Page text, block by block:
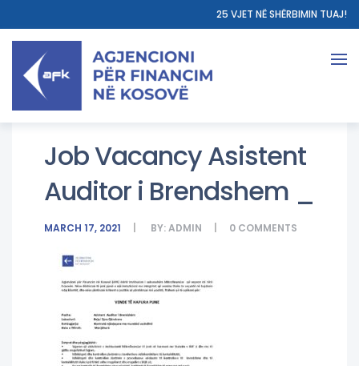
25 VJET NË SHËRBIMIN TUAJ!
Job Vacancy Asistent
Auditor i Brendshem _
MARCH 17, 2021 BY:ADMIN 0 COMMENTS